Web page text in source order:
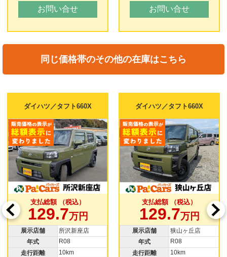
お問い合せ お問い合せ
同じ価格帯のその他の在庫はこちら
ダイハツ／タフト660X
支払総額 （税込）
129.7万円
展示店舗
所沢新座店
年式
R08
走行距離
10km
ダイハツ／タフト660X
支払総額 （税込）
129.7万円
展示店舗
狭山ヶ丘店
年式
R08
走行距離
10km